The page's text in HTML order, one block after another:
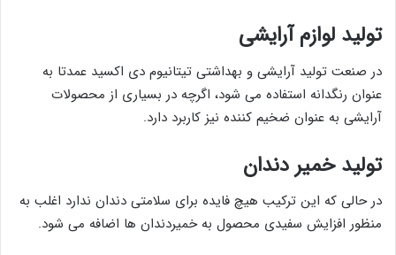
تولید لوازم آرایشی
در صنعت تولید آرایشی و بهداشتی تیتانیوم دی اکسید عمدتا به
عنوان رنگدانه استفاده می شود، اگرچه در بسیاری از محصولات
آرایشی به عنوان ضخیم کننده نیز کاربرد دارد.
تولید خمیر دندان
در حالی که این ترکیب هیچ فایده برای سلامتی دندان ندارد اغلب به
منظور افزایش سفیدی محصول به خمیردندان ها اضافه می شود.